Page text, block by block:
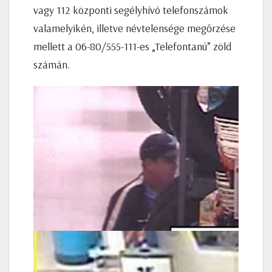
vagy 112 központi segélyhívó telefonszámok
valamelyikén, illetve névtelensége megőrzése
mellett a 06-80/555-111-es „Telefontanú” zöld
számán.